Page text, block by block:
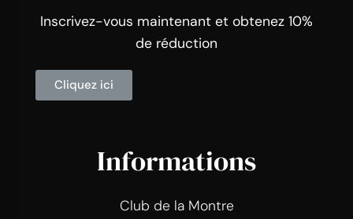
Inscrivez-vous maintenant et obtenez 10%
de réduction
Cliquez ici
Informations
Club de la Montre